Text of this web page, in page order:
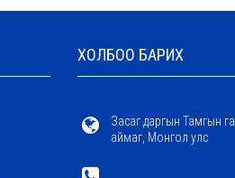
ХОЛБОО БАРИХ
Засаг даргын Тамгын
аймаг, Монгол улс